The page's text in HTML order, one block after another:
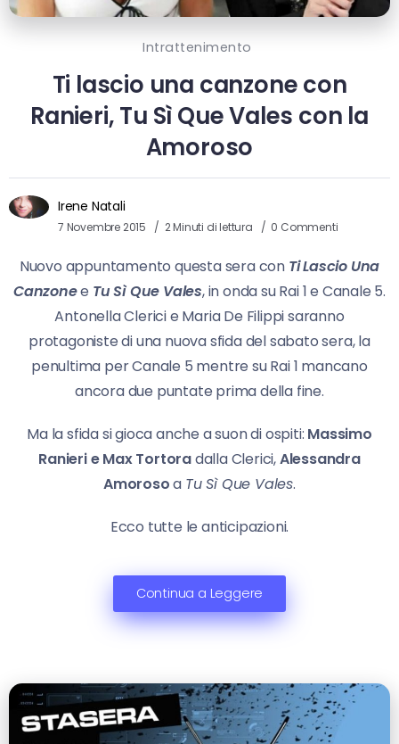
Intrattenimento
Ti lascio una canzone con
Ranieri, Tu Sì Que Vales con la
Amoroso
Irene Natali
7 Novembre 2015 2 Minuti di lettura 0 Commenti
Nuovo appuntamento questa sera con Ti Lascio Una
Canzonee Tu Sì Que Vales, in onda su Rai 1 e Canale 5.
Antonella Clerici e Maria De Filippi saranno
protagoniste di una nuova sfida del sabato sera, la
penultima per Canale 5 mentre su Rai 1 mancano
ancora due puntate prima della fine.
Ma la sfida si gioca anche a suon di ospiti: Massimo
Ranieri e Max Tortoradalla Clerici,Alessandra
Amorosoa Tu Sì Que Vales.
Ecco tutte le anticipazioni.
Continua a Leggere